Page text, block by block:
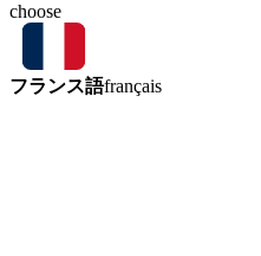
choose
フランス語français